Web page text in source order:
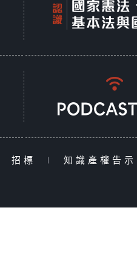
招標 | 知識產權告示